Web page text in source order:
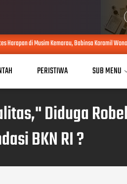
Babinsa Koramil Wonosegoro Dampingi
PERISTIWA SUB MENU
Diduga
BKN RI ?